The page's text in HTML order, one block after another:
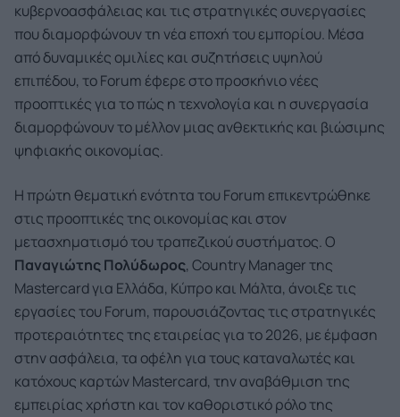
κυβερνοασφάλειας και τις στρατηγικές συνεργασίες
που διαμορφώνουν τη νέα εποχή του εμπορίου. Μέσα
από δυναμικές ομιλίες και συζητήσεις υψηλού
επιπέδου, το Forum έφερε στο προσκήνιο νέες
προοπτικές για το πώς η τεχνολογία και η συνεργασία
διαμορφώνουν το μέλλον μιας ανθεκτικής και βιώσιμης
ψηφιακής οικονομίας.
Η πρώτη θεματική ενότητα του Forum επικεντρώθηκε
στις προοπτικές της οικονομίας και στον
μετασχηματισμό του τραπεζικού συστήματος. Ο
Παναγιώτης Πολύδωρος, Country Manager της
Mastercard για Ελλάδα, Κύπρο και Μάλτα, άνοιξε τις
εργασίες του Forum, παρουσιάζοντας τις στρατηγικές
προτεραιότητες της εταιρείας για το 2026, με έμφαση
στην ασφάλεια, τα οφέλη για τους καταναλωτές και
κατόχους καρτών Mastercard, την αναβάθμιση της
εμπειρίας χρήστη και τον καθοριστικό ρόλο της